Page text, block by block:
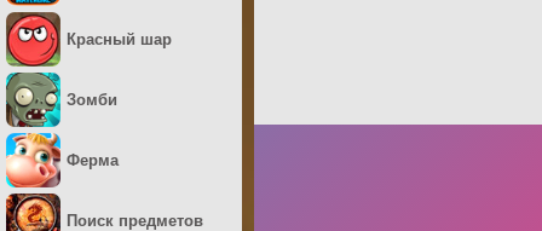
Красный шар
Зомби
Ферма
Поиск предметов